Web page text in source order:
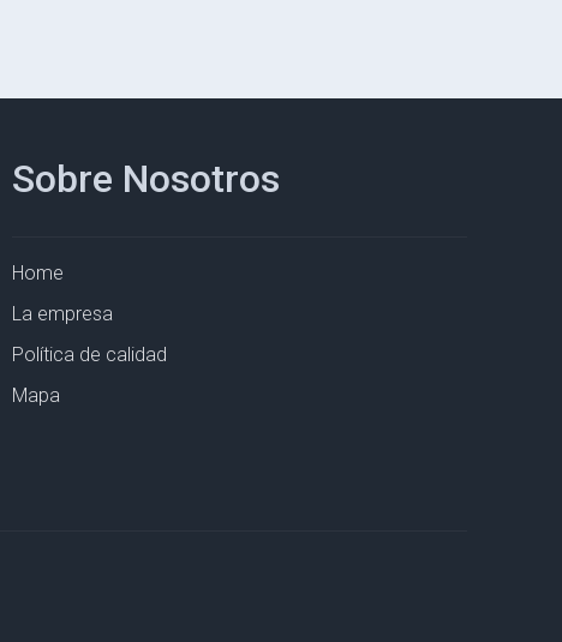
Sobre Nosotros
Home
La empresa
Política de calidad
Mapa